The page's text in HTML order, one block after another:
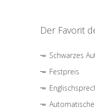
Der Favorit
Schwarzes
Festpreis